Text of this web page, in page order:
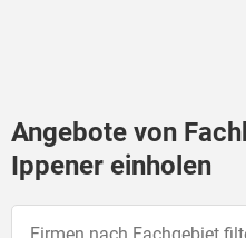
Angebote von
Ippener einholen